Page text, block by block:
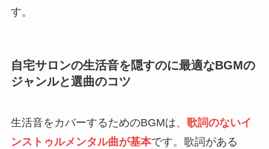
す。
自宅サロンの生活音を隠すのに最適なBGMの
ジャンルと選曲のコツ
生活音をカバーするためのBGMは、 歌詞のないイ
ンストゥルメンタル曲が基本です。歌詞がある